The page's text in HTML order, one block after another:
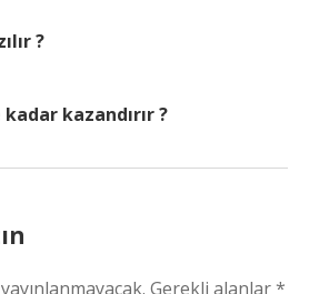
?
kazandırır ?
Gerekli alanlar*